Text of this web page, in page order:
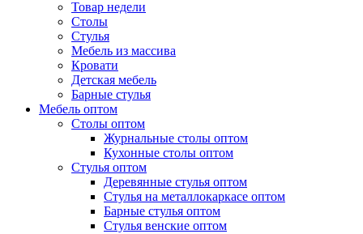
Товар недели
Столы
Стулья
Мебель из массива
Кровати
Детская мебель
Барные стулья
Мебель оптом
Столы оптом
Журнальные столы оптом
Кухонные столы оптом
Стулья оптом
Деревянные стулья оптом
Стулья на металлокаркасе оптом
Барные стулья оптом
Стулья венские оптом